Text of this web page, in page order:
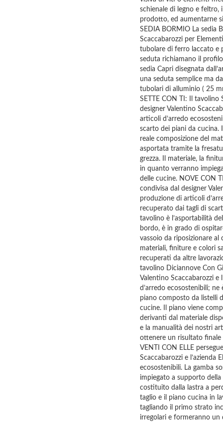
schienale di legno e feltro,
prodotto, ed aumentarne
SEDIA BORMIO La sedia
Scaccabarozzi per
tubolare di ferro laccato e
seduta richiamano il
sedia Capri disegnata
una seduta semplice ma
tubolari di alluminio ( 25
SETTE CON TI: Il tavolino
designer Valentino
articoli d’arredo
scarto dei piani da cucina.
reale composizione del
asportata tramite la
grezza. Il materiale, la
in quanto verranno
delle cucine. NOVE CON
condivisa dal designer
produzione di articoli
recuperato dai tagli di
tavolino è l’asportabilità
bordo, è in grado di
vassoio da riposizionare al
materiali, finiture e colori
recuperati da altre
tavolino Diciannove Con
Valentino Scaccabarozzi e
d’arredo ecosostenibili; ne
piano composto da listelli
cucine. Il piano viene
derivanti dal materiale
e la manualità dei nostri
ottenere un risultato finale
VENTI CON ELLE
Scaccabarozzi e l’azienda
ecosostenibili. La gamba
impiegato a supporto
costituito dalla lastra a
taglio e il piano cucina in
tagliando il primo strato
irregolari e formeranno un